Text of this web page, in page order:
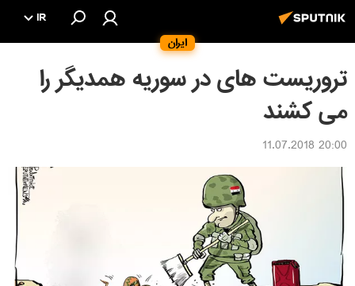
ایران
IR
تروریست های در سوریه همدیگر را
می کشند
20:00 11.07.2018